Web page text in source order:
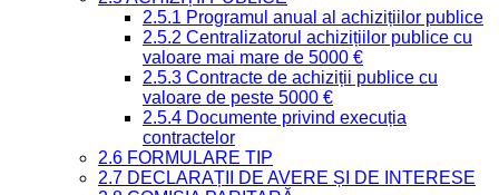
2.5.1 Programul anual al achizițiilor publice
2.5.2 Centralizatorul achizițiilor publice cu
valoare mai mare de 5000 €
2.5.3 Contracte de achiziții publice cu
valoare de peste 5000 €
2.5.4 Documente privind execuția
contractelor
2.6 FORMULARE TIP
2.7 DECLARAȚII DE AVERE ȘI DE INTERESE